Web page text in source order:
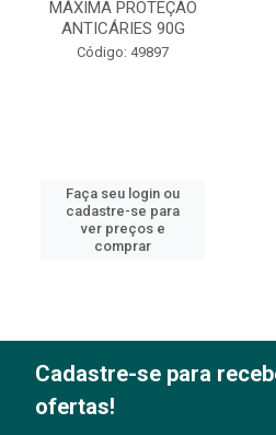
MÁXIMA PROTEÇÃO
ANTICÁRIES 90G
Código: 49897
Faça seu login ou
cadastre-se para
ver preços e
comprar
Cadastre-se para
ofertas!